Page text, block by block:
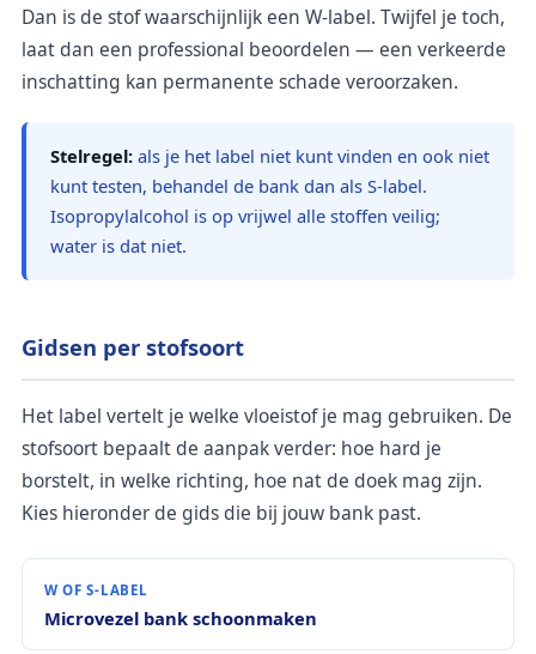
Dan is de stof waarschijnlijk een W-label. Twijfel je toch,
laat dan een professional beoordelen — een verkeerde
inschatting kan permanente schade veroorzaken.
Stelregel: als je het label niet kunt vinden en ook niet
kunt testen, behandel de bank dan als S-label.
Isopropylalcohol is op vrijwel alle stoffen veilig;
water is dat niet.
Gidsen per stofsoort
Het label vertelt je welke vloeistof je mag gebruiken. De
stofsoort bepaalt de aanpak verder: hoe hard je
borstelt, in welke richting, hoe nat de doek mag zijn.
Kies hieronder de gids die bij jouw bank past.
W OF S-LABEL
Microvezel bank schoonmaken